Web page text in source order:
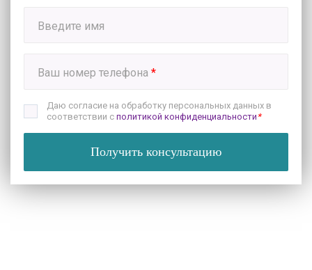
Введите имя
Ваш номер телефона *
Получить консультацию
Даю согласие на обработку персональных данных в
соответствии с политикой конфиденциальности *